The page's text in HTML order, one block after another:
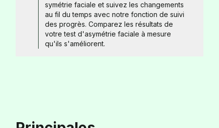
symétrie faciale et suivez les changements
au fil du temps avec notre fonction de suivi
des progrès. Comparez les résultats de
votre test d'asymétrie faciale à mesure
qu'ils s'améliorent.